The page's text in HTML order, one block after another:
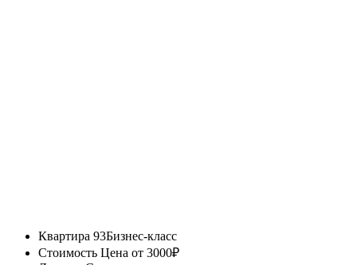
Квартира 93Бизнес-класс
Стоимость Цена от 3000₽